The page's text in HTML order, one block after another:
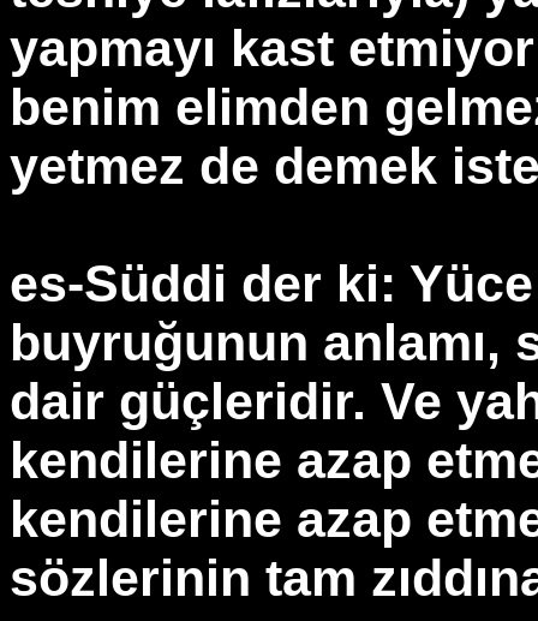
yapmayı kast
benim elimden
yetmez de demek
es-Süddi der ki:
buyruğunun anlamı,
dair güçleridir. Ve
kendilerine azap
kendilerine azap
sözlerinin tam